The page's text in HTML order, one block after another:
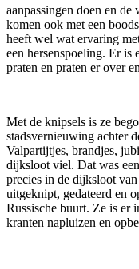
aanpassingen doen en
komen ook met een
heeft wel wat ervaring
een hersenspoeling. Er is
praten en praten er over
Met de knipsels is ze
stadsvernieuwing achter
Valpartijtjes, brandjes,
dijksloot viel. Dat was
precies in de dijksloot
uitgeknipt, gedateerd en
Russische buurt. Ze is er
kranten napluizen en